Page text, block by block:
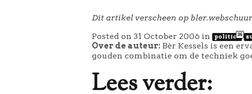
Dit artikel verscheen op
Posted on 31 October 2006 in politics36
Over de auteur: Bèr Kessels is een
gouden combinatie om de techniek
Lees verder: